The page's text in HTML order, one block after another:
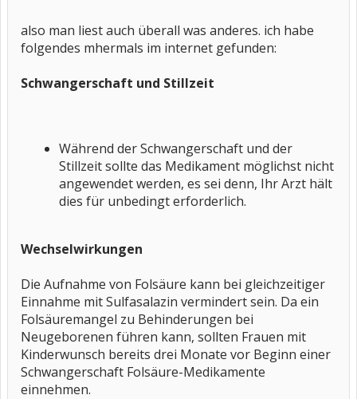
also man liest auch überall was anderes. ich habe
folgendes mhermals im internet gefunden:
Schwangerschaft und Stillzeit
Während der Schwangerschaft und der
Stillzeit sollte das Medikament möglichst nicht
angewendet werden, es sei denn, Ihr Arzt hält
dies für unbedingt erforderlich.
Wechselwirkungen
Die Aufnahme von Folsäure kann bei gleichzeitiger
Einnahme mit Sulfasalazin vermindert sein. Da ein
Folsäuremangel zu Behinderungen bei
Neugeborenen führen kann, sollten Frauen mit
Kinderwunsch bereits drei Monate vor Beginn einer
Schwangerschaft Folsäure-Medikamente
einnehmen.